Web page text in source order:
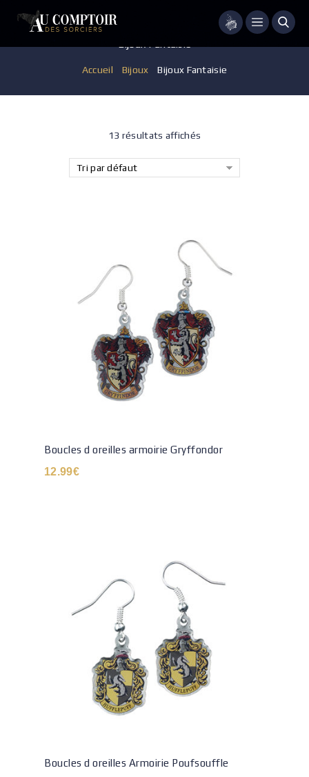
Menu
Accueil Bijoux /Bijoux Fantaisie
13 résultats affichés
Tri par défaut
Boucles d oreilles armoirie Gryffondor
12.99€
Boucles d oreilles Armoirie Poufsouffle